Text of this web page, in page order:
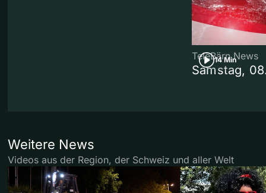
14 Min
TeleBärn News
Samstag,
Weitere News
Videos aus der Region, der Schweiz und aller Welt